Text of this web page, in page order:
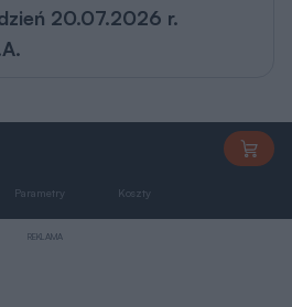
20.07.2026 r.
Parametry Koszty
REKLAMA